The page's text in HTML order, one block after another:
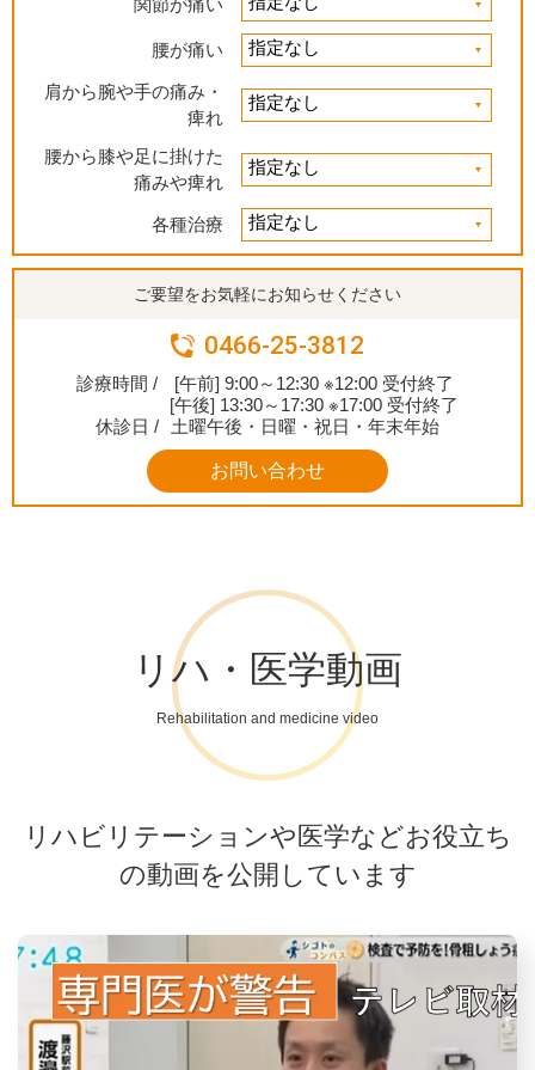
腰が痛い
肩から腕や手の痛み・
痺れ
腰から膝や足に掛けた
痛みや痺れ
各種治療
ご要望をお気軽にお知らせください
0466-25-3812
診療時間 /
[午前] 9:00～12:30 ※12:00 受付終了
[午後] 13:30～17:30 ※17:00 受付終了
休診日 /
土曜午後・日曜・祝日・年末年始
お問い合わせ
リハ・医学動画
Rehabilitation and medicine video
リハビリテーションや医学などお役立ち
の動画を公開しています